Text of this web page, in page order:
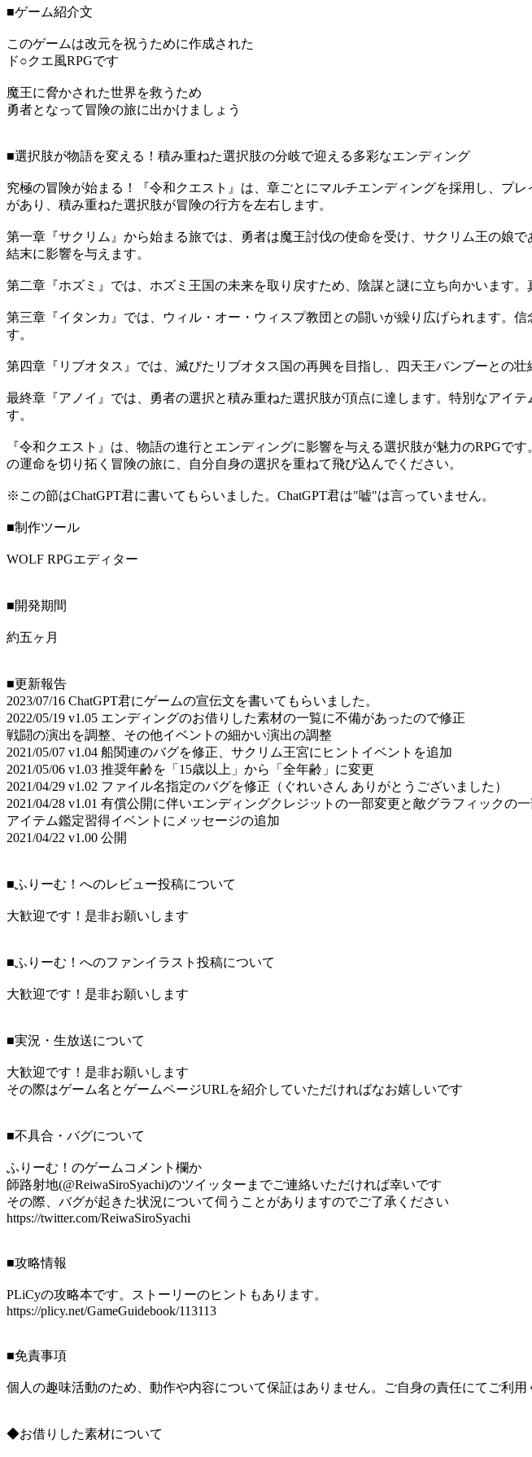
■ゲーム紹介文
このゲームは改元を祝うために作成された
ド○クエ風RPGです
魔王に脅かされた世界を救うため
勇者となって冒険の旅に出かけましょう
■選択肢が物語を変える！積み重ねた選択肢の分岐で迎える多彩なエンディング
究極の冒険が始まる！『令和クエスト』は、章ごとにマルチエンディングを採用し、プ
があり、積み重ねた選択肢が冒険の行方を左右します。
第一章『サクリム』から始まる旅では、勇者は魔王討伐の使命を受け、サクリム王の娘
結末に影響を与えます。
第二章『ホズミ』では、ホズミ王国の未来を取り戻すため、陰謀と謎に立ち向かいます
第三章『イタンカ』では、ウィル・オー・ウィスプ教団との闘いが繰り広げられます。
す。
第四章『リブオタス』では、滅びたリブオタス国の再興を目指し、四天王バンブーとの
最終章『アノイ』では、勇者の選択と積み重ねた選択肢が頂点に達します。特別なアイ
す。
『令和クエスト』は、物語の進行とエンディングに影響を与える選択肢が魅力のRPG
の運命を切り拓く冒険の旅に、自分自身の選択を重ねて飛び込んでください。
※この節はChatGPT君に書いてもらいました。ChatGPT君は"嘘"は言っていません。
■制作ツール
WOLF RPGエディター
■開発期間
約五ヶ月
■更新報告
2023/07/16 ChatGPT君にゲームの宣伝文を書いてもらいました。
2022/05/19 v1.05 エンディングのお借りした素材の一覧に不備があったので修正
戦闘の演出を調整、その他イベントの細かい演出の調整
2021/05/07 v1.04 船関連のバグを修正、サクリム王宮にヒントイベントを追加
2021/05/06 v1.03 推奨年齢を「15歳以上」から「全年齢」に変更
2021/04/29 v1.02 ファイル名指定のバグを修正（ぐれいさん ありがとうございました）
2021/04/28 v1.01 有償公開に伴いエンディングクレジットの一部変更と敵グラフィックの
アイテム鑑定習得イベントにメッセージの追加
2021/04/22 v1.00 公開
■ふりーむ！へのレビュー投稿について
大歓迎です！是非お願いします
■ふりーむ！へのファンイラスト投稿について
大歓迎です！是非お願いします
■実況・生放送について
大歓迎です！是非お願いします
その際はゲーム名とゲームページURLを紹介していただければなお嬉しいです
■不具合・バグについて
ふりーむ！のゲームコメント欄か
師路射地(@ReiwaSiroSyachi)のツイッターまでご連絡いただければ幸いです
その際、バグが起きた状況について伺うことがありますのでご了承ください
https://twitter.com/ReiwaSiroSyachi
■攻略情報
PLiCyの攻略本です。ストーリーのヒントもあります。
https://plicy.net/GameGuidebook/113113
■免責事項
個人の趣味活動のため、動作や内容について保証はありません。ご自身の責任にてご利用
◆お借りした素材について